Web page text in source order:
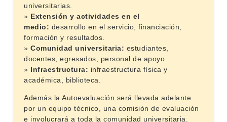
INSTITUCIONAL
DEPARTAMENTOS
BEDELÍA
EVA FCS
universitarias.
» Extensión y actividades en el
medio: desarrollo en el servicio, financiación,
formación y resultados.
» Comunidad universitaria: estudiantes,
docentes, egresados, personal de apoyo.
» Infraestructura: infraestructura física y
académica, biblioteca.
Además la Autoevaluación será llevada adelante
por un equipo técnico, una comisión de evaluación
e involucrará a toda la comunidad universitaria.